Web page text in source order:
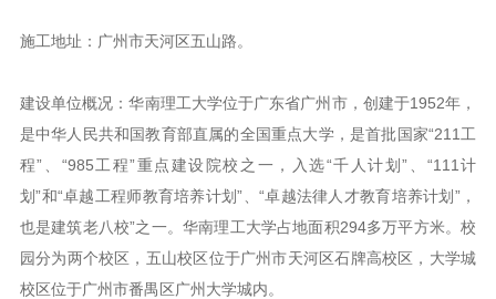
施工地址：广州市天河区五山路。
建设单位概况：华南理工大学位于广东省广州市，创建于1952年，
是中华人民共和国教育部直属的全国重点大学，是首批国家“211工
程”、“985工程”重点建设院校之一，入选“千人计划”、“111计
划”和“卓越工程师教育培养计划”、“卓越法律人才教育培养计划”，
也是建筑老八校”之一。华南理工大学占地面积294多万平方米。校
园分为两个校区，五山校区位于广州市天河区石牌高校区，大学城
校区位于广州市番禺区广州大学城内。